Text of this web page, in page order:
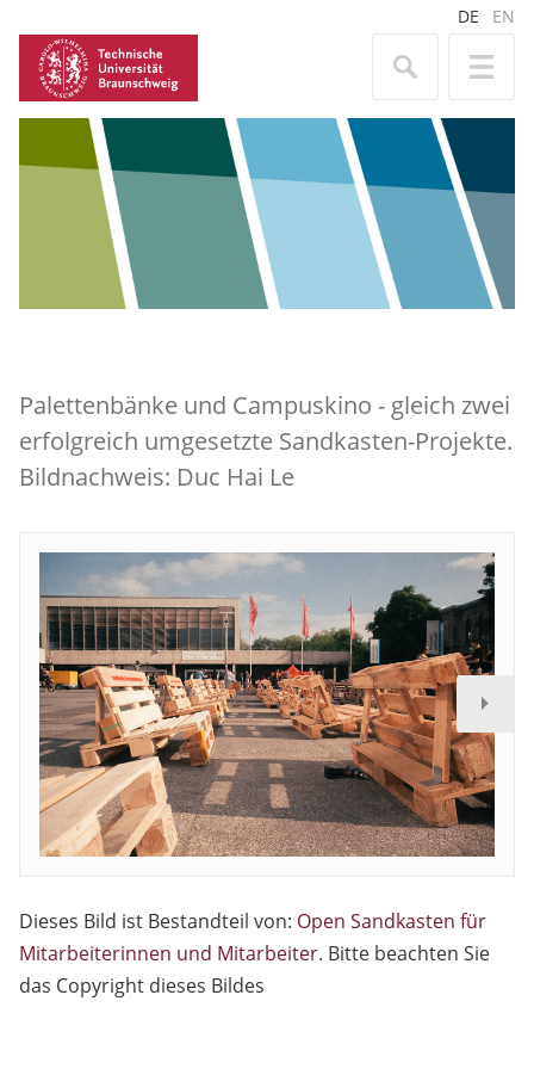
DE EN
Palettenbänke und Campuskino - gleich zwei
erfolgreich umgesetzte Sandkasten-Projekte.
Bildnachweis: Duc Hai Le
Dieses Bild ist Bestandteil von: Open Sandkasten für
Mitarbeiterinnen und Mitarbeiter. Bitte beachten Sie
das Copyright dieses Bildes